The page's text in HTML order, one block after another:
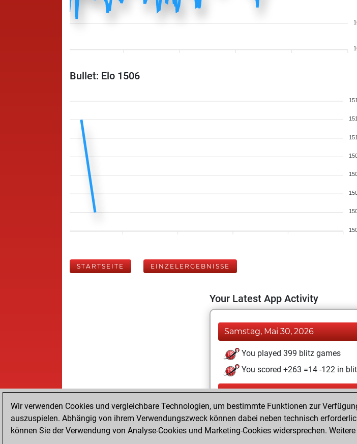
Bullet: Elo 1506
STARTSEITE EINZELERGEBNISSE
Your Latest App Activity
Samstag, Mai 30, 2026
You played 399 blitz games
You scored +263 =14 -122 in
Samstag, Mai 15, 2021
You played 1 bullet games
You scored +0 =0 -1 in bullet
Wir verwenden Cookies und vergleichbare Technologien, um bestimmte Funktionen zur
auszuspielen. Abhängig von ihrem Verwendungszweck können dabei neben technisch
können Sie der Verwendung von Analyse-Cookies und Marketing-Cookies widersprechen.